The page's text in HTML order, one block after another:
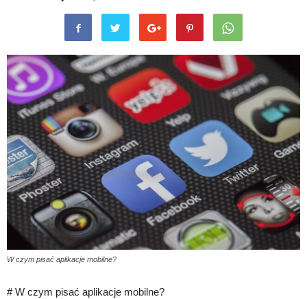
W czym pisać aplikacje mobilne?
# W czym pisać aplikacje mobilne?